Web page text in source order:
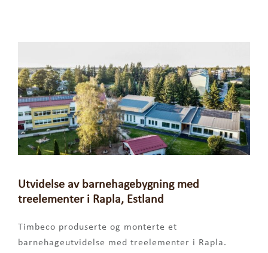
Utvidelse av barnehagebygning med
treelementer i Rapla, Estland
Timbeco produserte og monterte et
barnehageutvidelse med treelementer i Rapla.